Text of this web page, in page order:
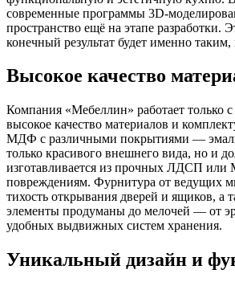
современные программы 3D-
пространство ещё на этапе разработки.
конечный результат будет именно
Высокое качество
Компания «Мебеллин» работает только
высокое качество материалов и
МДФ с различными покрытиями —
только красивого внешнего вида, но и
изготавливается из прочных ЛДСП
повреждениям. Фурнитура от ведущих
тихость открывания дверей и ящиков, а
элементы продуманы до мелочей — от
удобных выдвижных систем хранения.
Уникальный дизайн и